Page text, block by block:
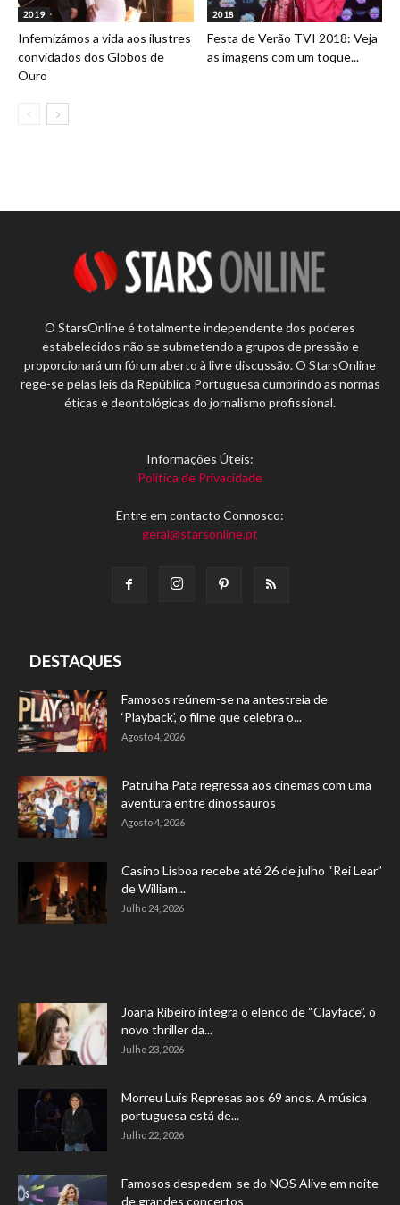
2019
Infernizámos a vida aos ilustres
convidados dos Globos de
Ouro
2018
Festa de Verão TVI 2018: Veja
as imagens com um toque...
O StarsOnline é totalmente independente dos poderes
estabelecidos não se submetendo a grupos de pressão e
proporcionará um fórum aberto à livre discussão. O StarsOnline
rege-se pelas leis da República Portuguesa cumprindo as normas
éticas e deontológicas do jornalismo profissional.
Informações Úteis:
Política de Privacidade
Entre em contacto Connosco:
geral@starsonline.pt
DESTAQUES
Famosos reúnem-se na antestreia de
‘Playback’, o filme que celebra o...
Agosto 4, 2026
Patrulha Pata regressa aos cinemas com uma
aventura entre dinossauros
Agosto 4, 2026
Casino Lisboa recebe até 26 de julho “Rei Lear”
de William...
Julho 24, 2026
Joana Ribeiro integra o elenco de “Clayface”, o
novo thriller da...
Julho 23, 2026
Morreu Luís Represas aos 69 anos. A música
portuguesa está de...
Julho 22, 2026
Famosos despedem-se do NOS Alive em noite
de grandes concertos